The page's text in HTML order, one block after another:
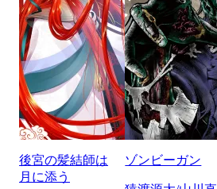
後宮の髪結師は
月に添う
ゾンビーガン